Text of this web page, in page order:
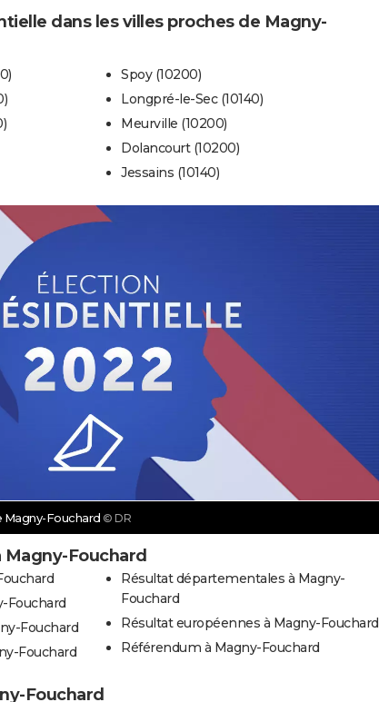
dans les villes proches de Magny-
Spoy (10200)
Longpré-le-Sec (10140)
Meurville (10200)
Dolancourt (10200)
Jessains (10140)
Fouchard © DR
Fouchard
Fouchard
Fouchard
Fouchard
Résultat départementales à Magny-
Fouchard
Résultat européennes à Magny-Fouchard
Référendum à Magny-Fouchard
Fouchard